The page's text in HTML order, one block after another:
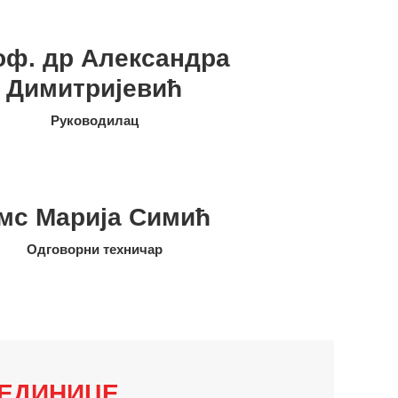
др Александра
Димитријевић
Руководилац
Марија Симић
Одговорни техничар